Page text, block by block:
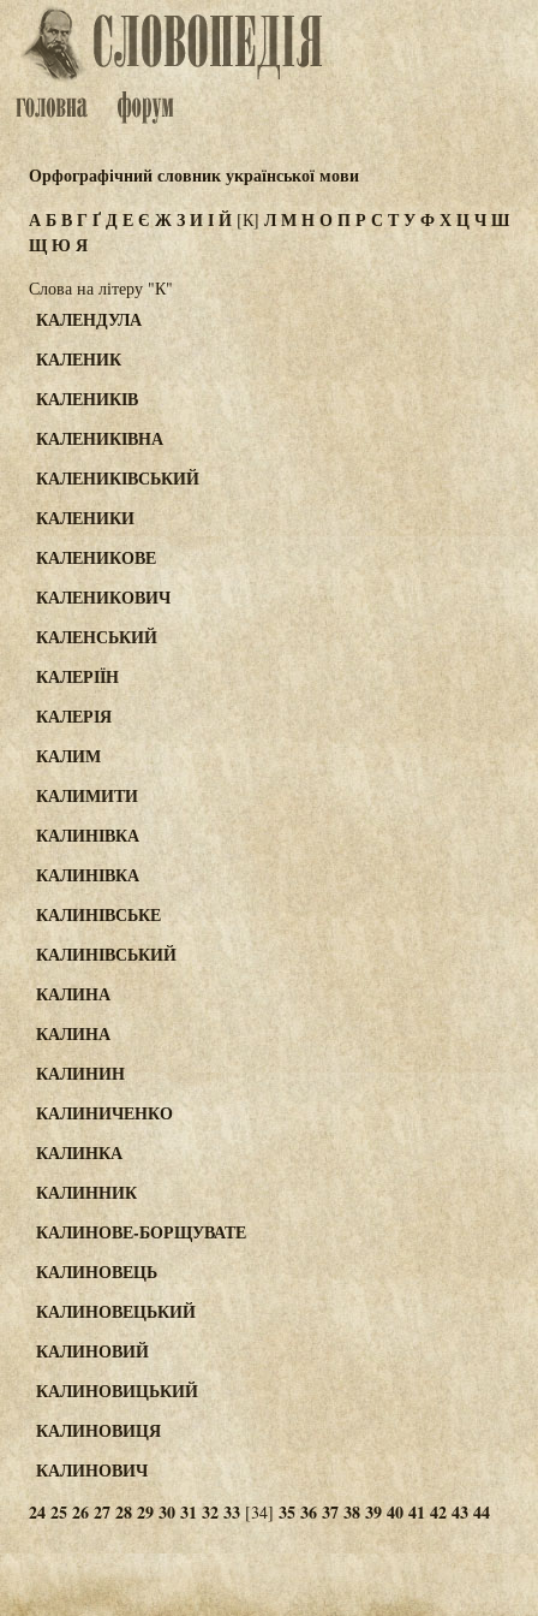
Орфографічний словник української мови
АБВГҐДЕЄ ЖЗИІЙ [К] ЛМНОПРСТУФХЦЧШ
ЩЮ Я
Слова на літеру "К"
КАЛЕНДУЛА
КАЛЕНИК
КАЛЕНИКІВ
КАЛЕНИКІВНА
КАЛЕНИКІВСЬКИЙ
КАЛЕНИКИ
КАЛЕНИКОВЕ
КАЛЕНИКОВИЧ
КАЛЕНСЬКИЙ
КАЛЕРІЇН
КАЛЕРІЯ
КАЛИМ
КАЛИМИТИ
КАЛИНІВКА
КАЛИНІВКА
КАЛИНІВСЬКЕ
КАЛИНІВСЬКИЙ
КАЛИНА
КАЛИНА
КАЛИНИН
КАЛИНИЧЕНКО
КАЛИНКА
КАЛИННИК
КАЛИНОВЕ-БОРЩУВАТЕ
КАЛИНОВЕЦЬ
КАЛИНОВЕЦЬКИЙ
КАЛИНОВИЙ
КАЛИНОВИЦЬКИЙ
КАЛИНОВИЦЯ
КАЛИНОВИЧ
2425262728293031 3233 [34] 35363738394041424344